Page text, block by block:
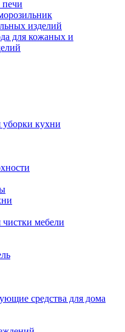
изделий
для кожаных и
уборки кухни
чистки мебели
средства для дома